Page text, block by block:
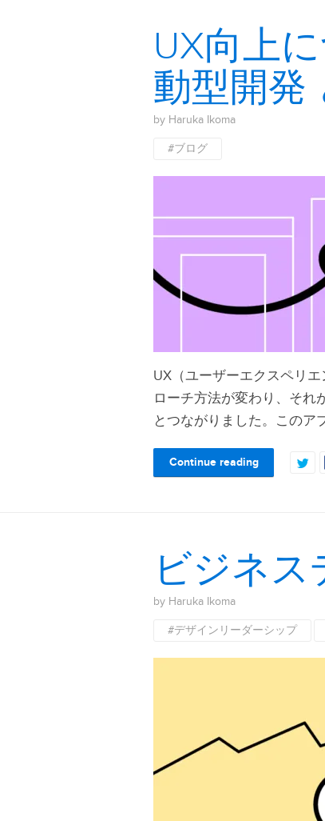
UX向上
動型開発
by Haruka Ikoma
#ブログ
UX（ユーザーエクスペリ
ローチ方法が変わり、それ
とつながりました。このア
Continue reading
ビジネス
by Haruka Ikoma
#デザインリーダーシップ